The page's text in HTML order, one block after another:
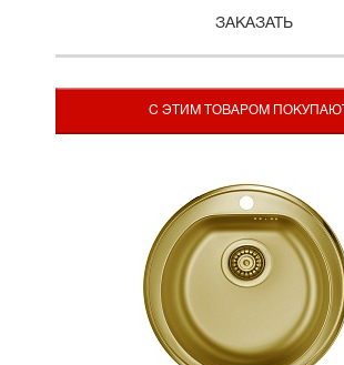
ЗАКАЗАТЬ
С ЭТИМ ТОВАРОМ ПОКУПАЮТ